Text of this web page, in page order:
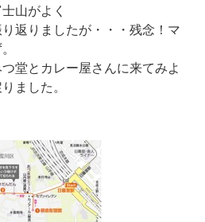
山がよく
返りましたが・・・残念！マ
堂とカレー屋さんに来てみよ
ました。